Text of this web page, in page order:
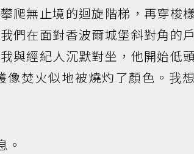
爬無止境的迴旋階梯，再穿梭
們在面對香波爾城堡斜對角的
與經紀人沉默對坐，他開始低
焚火似地被燒灼了顏色。我
。